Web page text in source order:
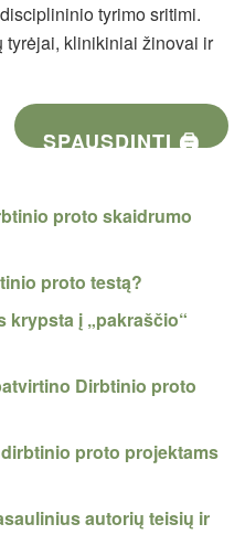
tyrimo sritimi.
klinikiniai žinovai ir
SPAUSDINTI 🖨
proto skaidrumo
proto testą?
krypsta į „pakraščio“
Dirbtinio proto
proto projektams
autorių teisių ir